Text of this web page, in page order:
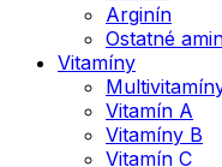
Arginín
Ostatné
Vitamíny
Vitamín A
Vitamíny B
Vitamín C